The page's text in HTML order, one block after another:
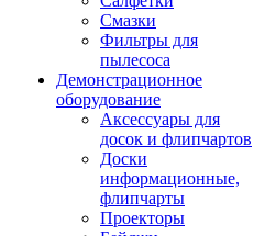
Смазки
Фильтры для
пылесоса
Демонстрационное
оборудование
Аксессуары для
досок и флипчартов
Доски
информационные,
флипчарты
Проекторы